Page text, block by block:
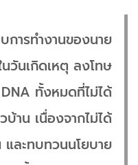
การทำงานของนาย
นวันเกิดเหตุ ลงโทษ
ทั้งหมดที่ไม่ได้
าน เนื่องจากไม่ได้
ละทบทวนนโยบาย